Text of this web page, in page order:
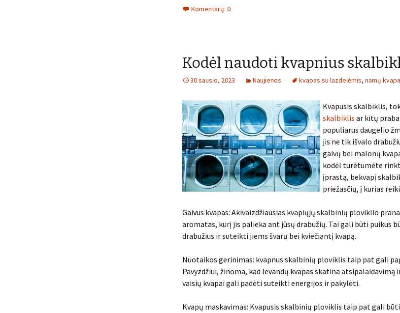
Komentarų: 0
Kodėl naudoti kvapnius
30 sausio, 2023 Naujienos kvapas su lazdelėmis, namų
Kvapusis skalbiklis,
skalbiklis ar kitų
populiarus daugelio
jis ne tik išvalo
gaivų bei malonų
kodėl turėtumėte
įprastą, bekvapį
priežasčių, į kurias
Gaivus kvapas: Akivaizdžiausias kvapiųjų skalbinių ploviklio
aromatas, kurį jis palieka ant jūsų drabužių. Tai gali būti puikus
drabužius ir suteikti jiems švarų bei kviečiantį kvapą.
Nuotaikos gerinimas: kvapnus skalbinių ploviklis taip pat gali
Pavyzdžiui, žinoma, kad levandų kvapas skatina atsipalaidavimą
vaisių kvapai gali padėti suteikti energijos ir pakylėti.
Kvapų maskavimas: Kvapusis skalbinių ploviklis taip pat gali